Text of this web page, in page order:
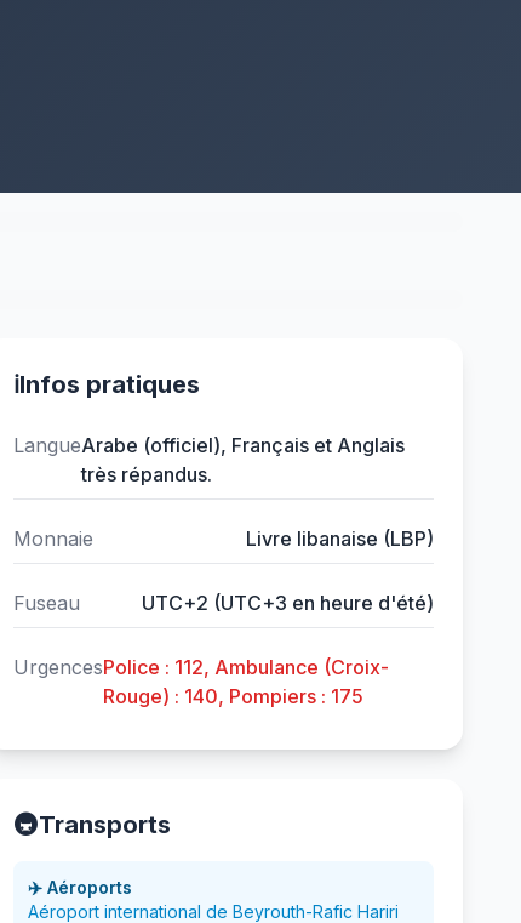
ℹ️Infos pratiques
LangueArabe (officiel), Français et Anglais
très répandus.
Monnaie Livre libanaise (LBP)
Fuseau UTC+2 (UTC+3 en heure d'été)
UrgencesPolice : 112, Ambulance (Croix-
Rouge) : 140, Pompiers : 175
🚇Transports
✈️ Aéroports
Aéroport international de Beyrouth-Rafic Hariri